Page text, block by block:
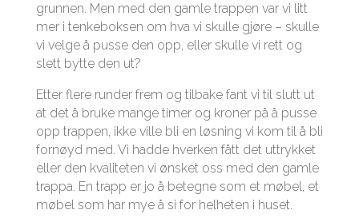
grunnen. Men med den gamle trappen var vi litt
mer i tenkeboksen om hva vi skulle gjøre – skulle
vi velge å pusse den opp, eller skulle vi rett og
slett bytte den ut?
Etter flere runder frem og tilbake fant vi til slutt ut
at det å bruke mange timer og kroner på å pusse
opp trappen, ikke ville bli en løsning vi kom til å bli
fornøyd med. Vi hadde hverken fått det uttrykket
eller den kvaliteten vi ønsket oss med den gamle
trappa. En trapp er jo å betegne som et møbel, et
møbel som har mye å si for helheten i huset.